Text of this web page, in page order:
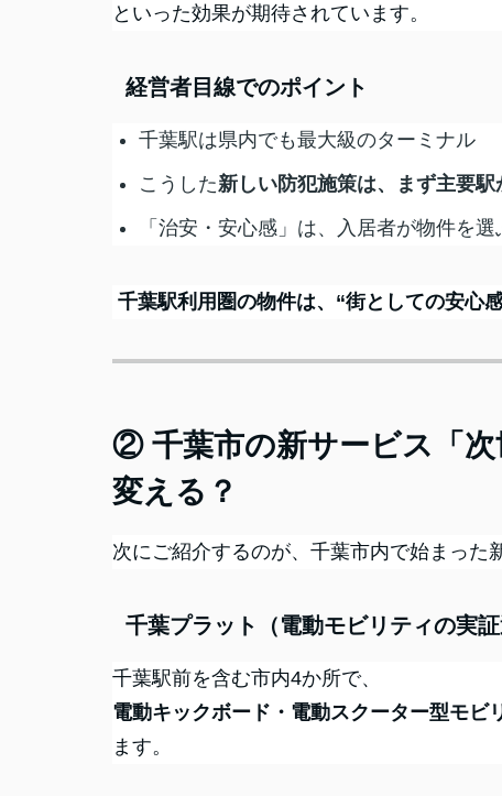
といった効果が期待されています。
経営者目線でのポイント
千葉駅は県内でも最大級のターミナル
こうした新しい防犯施策は、まず主要駅
「治安・安心感」は、入居者が物件を
千葉駅利用圏の物件は、“街としての安心
② 千葉市の新サービス「
変える？
次にご紹介するのが、千葉市内で始まった
千葉プラット（電動モビリティの実証
千葉駅前を含む市内4か所で、
電動キックボード・電動スクーター型モビ
ます。